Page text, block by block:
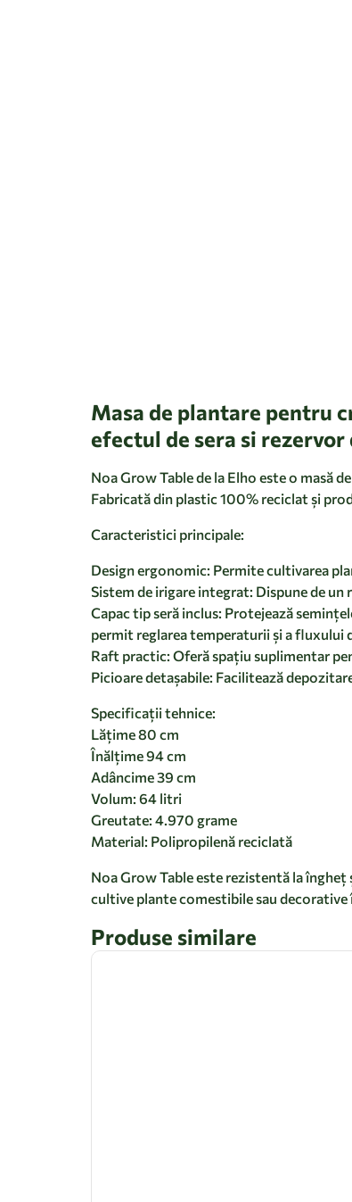
Masa de plantare pentru
efectul de sera si
Noa Grow Table de la Elho este o masă
Fabricată din plastic 100% reciclat și
Caracteristici principale:
Design ergonomic: Permite cultivarea
Sistem de irigare integrat: Dispune de
Capac tip seră inclus: Protejează
permit reglarea temperaturii și a fluxului
Raft practic: Oferă spațiu suplimentar
Picioare detașabile: Facilitează
Specificații tehnice:
Lățime 80 cm
Înălțime 94 cm
Adâncime 39 cm
Volum: 64 litri
Greutate: 4.970 grame
Material: Polipropilenă reciclată
Noa Grow Table este rezistentă la
cultive plante comestibile sau
Produse similare